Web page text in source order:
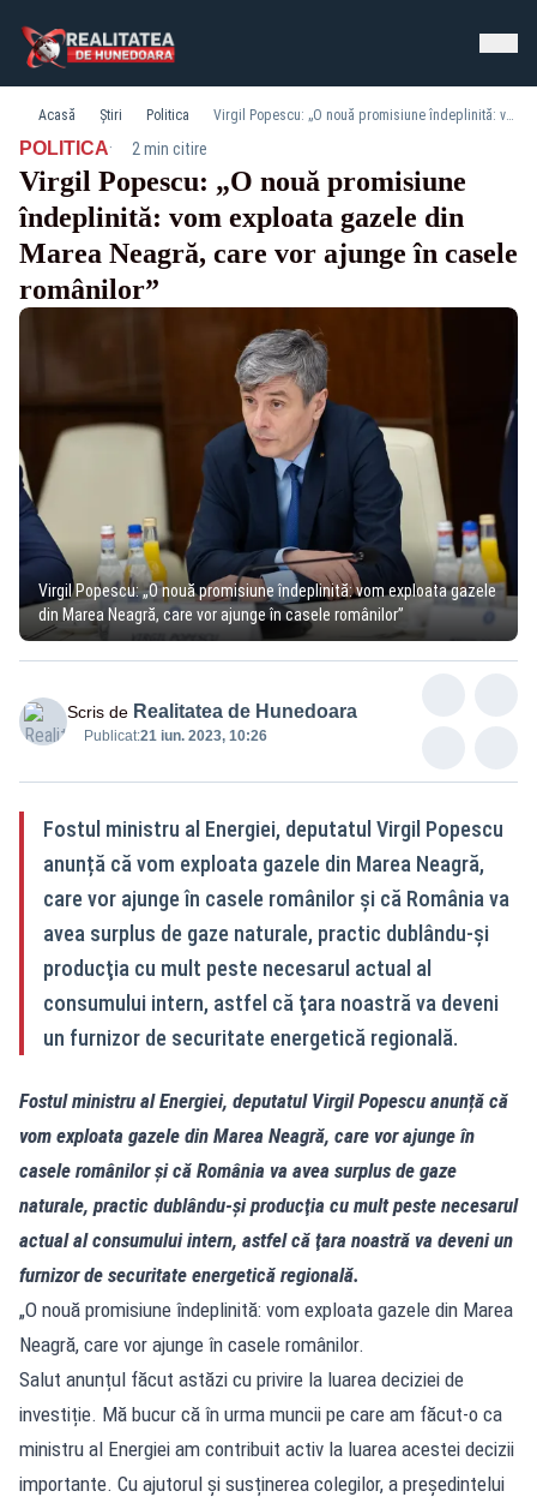
Acasă Știri Politica Virgil Popescu: „O nouă promisiune îndeplinită: vom exploata gazele din Marea Neagră, care vor ajunge în casele românilor”
POLITICA· 2 min citire
Virgil Popescu: „O nouă promisiune
îndeplinită: vom exploata gazele din
Marea Neagră, care vor ajunge în casele
românilor”
Virgil Popescu: „O nouă promisiune îndeplinită: vom exploata gazele
din Marea Neagră, care vor ajunge în casele românilor”
Scris de Realitatea de Hunedoara
Publicat:21 iun. 2023, 10:26
Fostul ministru al Energiei, deputatul Virgil Popescu
anunță că vom exploata gazele din Marea Neagră,
care vor ajunge în casele românilor şi că România va
avea surplus de gaze naturale, practic dublându-şi
producţia cu mult peste necesarul actual al
consumului intern, astfel că ţara noastră va deveni
un furnizor de securitate energetică regională.
Fostul ministru al Energiei, deputatul Virgil Popescu anunță că
vom exploata gazele din Marea Neagră, care vor ajunge în
casele românilor şi că România va avea surplus de gaze
naturale, practic dublându-şi producţia cu mult peste necesarul
actual al consumului intern, astfel că ţara noastră va deveni un
furnizor de securitate energetică regională.
„O nouă promisiune îndeplinită: vom exploata gazele din Marea
Neagră, care vor ajunge în casele românilor.
Salut anunțul făcut astăzi cu privire la luarea deciziei de
investiție. Mă bucur că în urma muncii pe care am făcut-o ca
ministru al Energiei am contribuit activ la luarea acestei decizii
importante. Cu ajutorul și susținerea colegilor, a președintelui